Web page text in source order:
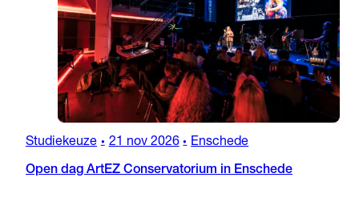
Studiekeuze • 21 nov 2026 • Enschede
Open dag ArtEZ Conservatorium in Enschede